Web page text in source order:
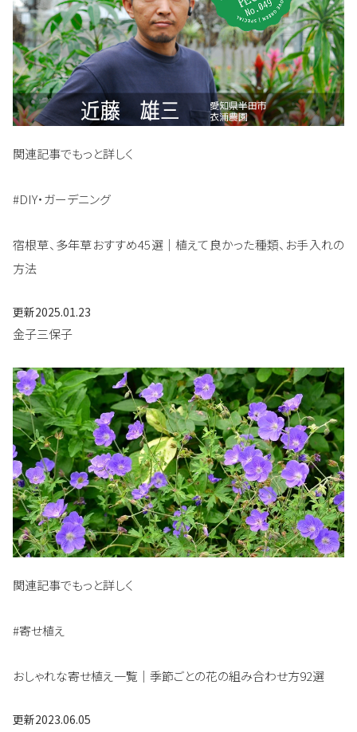
関連記事でもっと詳しく
#DIY・ガーデニング
宿根草、多年草おすすめ45選｜植えて良かった種類、お手入れの
方法
更新2025.01.23
金子三保子
関連記事でもっと詳しく
#寄せ植え
おしゃれな寄せ植え一覧｜季節ごとの花の組み合わせ方92選
更新2023.06.05